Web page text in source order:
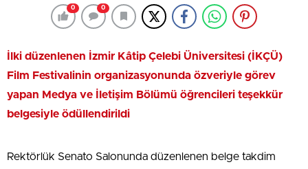
0 0
İlki düzenlenen İzmir Kâtip Çelebi Üniversitesi (İKÇÜ)
Film Festivalinin organizasyonunda özveriyle görev
yapan Medya ve İletişim Bölümü öğrencileri teşekkür
belgesiyle ödüllendirildi
Rektörlük Senato Salonunda düzenlenen belge takdim